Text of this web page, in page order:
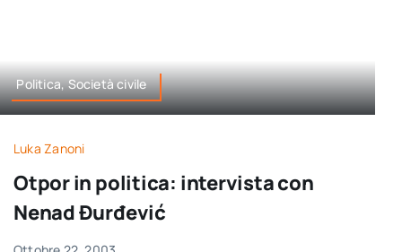
Politica, Società civile
Luka Zanoni
Otpor in politica: intervista con
Nenad Đurđević